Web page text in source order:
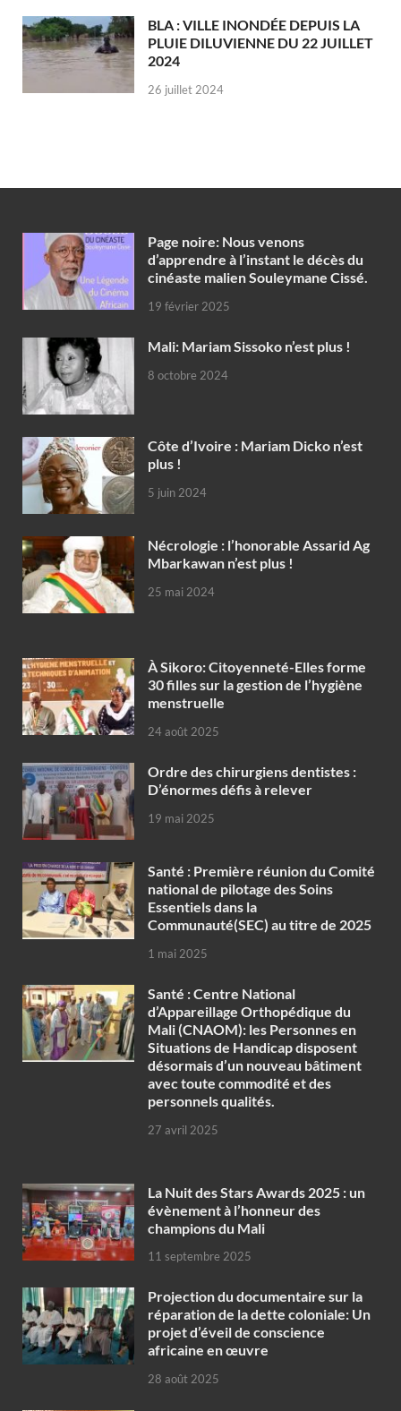
BLA : VILLE INONDÉE DEPUIS LA
PLUIE DILUVIENNE DU 22 JUILLET
2024
26 juillet 2024
Page noire: Nous venons
d’apprendre à l’instant le décès du
cinéaste malien Souleymane Cissé.
19 février 2025
Mali: Mariam Sissoko n’est plus !
8 octobre 2024
Côte d’Ivoire : Mariam Dicko n’est
plus !
5 juin 2024
Nécrologie : l’honorable Assarid Ag
Mbarkawan n’est plus !
25 mai 2024
À Sikoro: Citoyenneté-Elles forme
30 filles sur la gestion de l’hygiène
menstruelle
24 août 2025
Ordre des chirurgiens dentistes :
D’énormes défis à relever
19 mai 2025
Santé : Première réunion du Comité
national de pilotage des Soins
Essentiels dans la
Communauté(SEC) au titre de 2025
1 mai 2025
Santé : Centre National
d’Appareillage Orthopédique du
Mali (CNAOM): les Personnes en
Situations de Handicap disposent
désormais d’un nouveau bâtiment
avec toute commodité et des
personnels qualités.
27 avril 2025
‎La Nuit des Stars Awards 2025 : un
évènement à l’honneur des
champions du Mali
11 septembre 2025
Projection du documentaire sur la
réparation de la dette coloniale: Un
projet d’éveil de conscience
africaine en œuvre‎
28 août 2025